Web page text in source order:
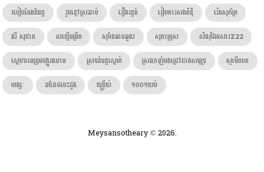
របៀបតែងនិពន្ធ
រូបខ្មៅស្រអាប់ រឿងរន្ធត់ រៀបការសងគំនុំ
រ៉េតសុភ័ក្រ
លី សុផាត
សន្សើមព្រឹក សុបិនឆាបឆួល សុភាប្រុស
សំណុំឯកសារZ22
ស្នេហាមេក្រុមបង្ហូរឈាម
ស្រទន់មន្តស្នេហ៍ ស្រលាញ់បងជ្រៅជាងសមុទ្រ
ស្វាមីចចក
ហង្សៈ​
អធិរាជបេះដូង ឥន្រ្ទីយ៍ ១០០១យប់
Meysansotheary © 2026.